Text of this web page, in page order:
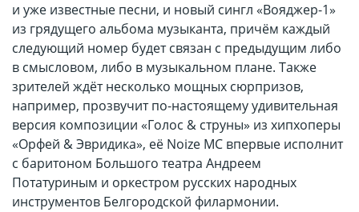
и уже известные песни, и новый сингл «Вояджер-1»
из грядущего альбома музыканта, причём каждый
следующий номер будет связан с предыдущим либо
в смысловом, либо в музыкальном плане. Также
зрителей ждёт несколько мощных сюрпризов,
например, прозвучит по-настоящему удивительная
версия композиции «Голос & струны» из хипхоперы
«Орфей & Эвридика», её Noize MC впервые исполнит
с баритоном Большого театра Андреем
Потатуриным и оркестром русских народных
инструментов Белгородской филармонии.